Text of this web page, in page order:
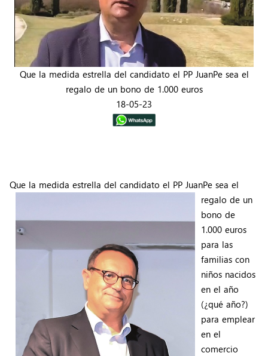
Que la medida estrella del candidato el PP JuanPe ​​​​​​​sea el
regalo de un bono de 1.000 euros
18-05-23
Que la medida estrella del candidato el PP JuanPe sea el
regalo de un
bono de
1.000 euros
para las
familias con
niños nacidos
en el año
(¿qué año?)
para emplear
en el
comercio